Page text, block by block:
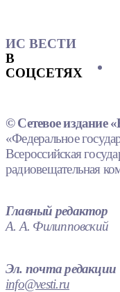
ИС ВЕСТИ
В
СОЦСЕТЯХ
© Сетевое издание
«Федеральное
Всероссийская
радиовещательная
Главный редактор
А. А. Филипповский
Эл. почта редакции
info@vesti.ru